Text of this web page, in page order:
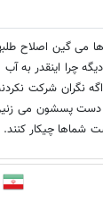
می گین اصلاح
چرا اینقدر به
نگران شرکت
دست پسشون می
شماها چیکار کنند.